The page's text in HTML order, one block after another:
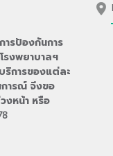
ารป้องกันการ
รงพยาบาลฯ
ริการของแต่ละ
การณ์ จึงขอ
งหน้า หรือ